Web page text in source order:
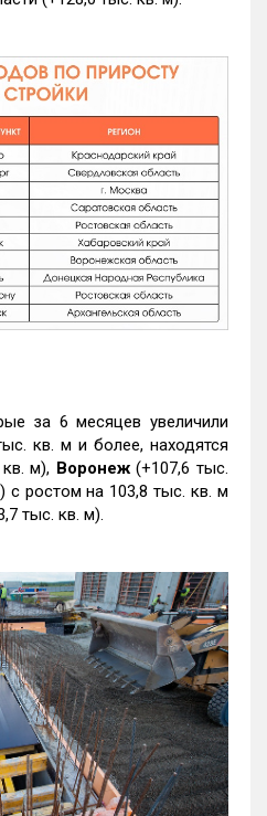
за 6 месяцев увеличили
кв. м и более, находятся
м), Воронеж(+107,6 тыс.
с ростом на 103,8 тыс. кв. м
тыс. кв. м).